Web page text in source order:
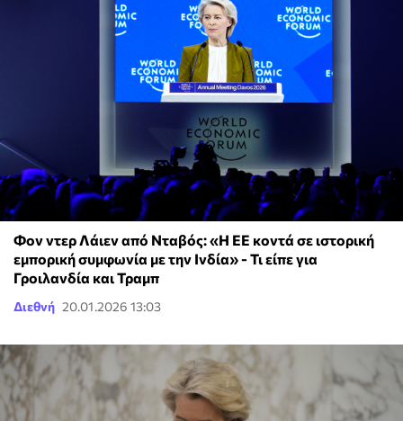
Φον ντερ Λάιεν από Νταβός: «Η ΕΕ κοντά σε ιστορική
εμπορική συμφωνία με την Ινδία» - Τι είπε για
Γροιλανδία και Τραμπ
Διεθνή 20.01.2026 13:03